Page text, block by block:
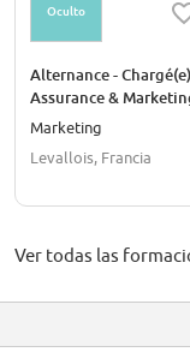
Oculto
Alternance - Chargé(e)
Assurance &
F/H
Marketing
Levallois, Francia
Ver todas las